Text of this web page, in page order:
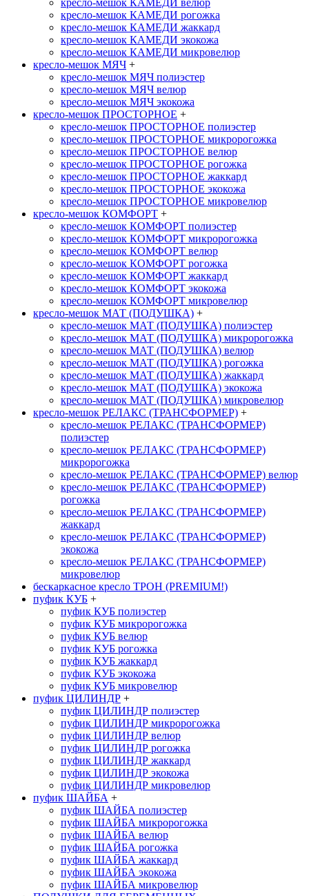
кресло-мешок КАМЕДИ велюр
кресло-мешок КАМЕДИ рогожка
кресло-мешок КАМЕДИ жаккард
кресло-мешок КАМЕДИ экокожа
кресло-мешок КАМЕДИ микровелюр
кресло-мешок МЯЧ +
кресло-мешок МЯЧ полиэстер
кресло-мешок МЯЧ велюр
кресло-мешок МЯЧ экокожа
кресло-мешок ПРОСТОРНОЕ +
кресло-мешок ПРОСТОРНОЕ полиэстер
кресло-мешок ПРОСТОРНОЕ микророгожка
кресло-мешок ПРОСТОРНОЕ велюр
кресло-мешок ПРОСТОРНОЕ рогожка
кресло-мешок ПРОСТОРНОЕ жаккард
кресло-мешок ПРОСТОРНОЕ экокожа
кресло-мешок ПРОСТОРНОЕ микровелюр
кресло-мешок КОМФОРТ +
кресло-мешок КОМФОРТ полиэстер
кресло-мешок КОМФОРТ микророгожка
кресло-мешок КОМФОРТ велюр
кресло-мешок КОМФОРТ рогожка
кресло-мешок КОМФОРТ жаккард
кресло-мешок КОМФОРТ экокожа
кресло-мешок КОМФОРТ микровелюр
кресло-мешок МАТ (ПОДУШКА) +
кресло-мешок МАТ (ПОДУШКА) полиэстер
кресло-мешок МАТ (ПОДУШКА) микророгожка
кресло-мешок МАТ (ПОДУШКА) велюр
кресло-мешок МАТ (ПОДУШКА) рогожка
кресло-мешок МАТ (ПОДУШКА) жаккард
кресло-мешок МАТ (ПОДУШКА) экокожа
кресло-мешок МАТ (ПОДУШКА) микровелюр
кресло-мешок РЕЛАКС (ТРАНСФОРМЕР) +
кресло-мешок РЕЛАКС (ТРАНСФОРМЕР)
полиэстер
кресло-мешок РЕЛАКС (ТРАНСФОРМЕР)
микророгожка
кресло-мешок РЕЛАКС (ТРАНСФОРМЕР) велюр
кресло-мешок РЕЛАКС (ТРАНСФОРМЕР)
рогожка
кресло-мешок РЕЛАКС (ТРАНСФОРМЕР)
жаккард
кресло-мешок РЕЛАКС (ТРАНСФОРМЕР)
экокожа
кресло-мешок РЕЛАКС (ТРАНСФОРМЕР)
микровелюр
бескаркасное кресло ТРОН (PREMIUM!)
пуфик КУБ +
пуфик КУБ полиэстер
пуфик КУБ микророгожка
пуфик КУБ велюр
пуфик КУБ рогожка
пуфик КУБ жаккард
пуфик КУБ экокожа
пуфик КУБ микровелюр
пуфик ЦИЛИНДР +
пуфик ЦИЛИНДР полиэстер
пуфик ЦИЛИНДР микророгожка
пуфик ЦИЛИНДР велюр
пуфик ЦИЛИНДР рогожка
пуфик ЦИЛИНДР жаккард
пуфик ЦИЛИНДР экокожа
пуфик ЦИЛИНДР микровелюр
пуфик ШАЙБА +
пуфик ШАЙБА полиэстер
пуфик ШАЙБА микророгожка
пуфик ШАЙБА велюр
пуфик ШАЙБА рогожка
пуфик ШАЙБА жаккард
пуфик ШАЙБА экокожа
пуфик ШАЙБА микровелюр